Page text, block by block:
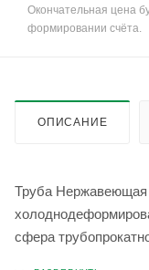
Окончательная цена
формировании счёта.
ОПИСАНИЕ
Труба Нержавеющая
сфера